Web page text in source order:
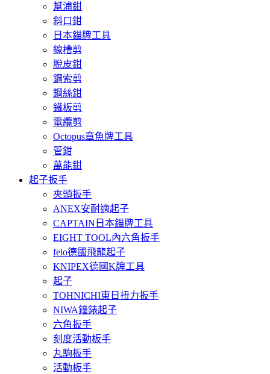
幫浦鉗
斜口鉗
日本錨牌工具
線槽剪
脫皮鉗
鋼索剪
鋼絲鉗
鐵板剪
電纜剪
Octopus章魚牌工具
管鉗
萬能鉗
起子扳手
夾頭扳手
ANEX安耐適起子
CAPTAIN日本錨牌工具
EIGHT TOOL內六角扳手
felo德國飛龍起子
KNIPEX德國K牌工具
起子
TOHNICHI東日扭力扳手
NIWA鐘錶起子
六角扳手
刻度活動板手
丸駒板手
活動板手